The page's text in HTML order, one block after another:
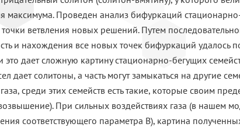
Проведен анализ бифуркаций
ветвления новых решений. Путем
и нахождения все новых точек бифуркаций удалось
это дает сложную картину стационарно-бегущих
дает солитоны, а часть могут замыкаться на другие
среди этих семейств есть такие, которые своим
При сильных воздействиях газа (в нашем
соответствующего параметра B), картина